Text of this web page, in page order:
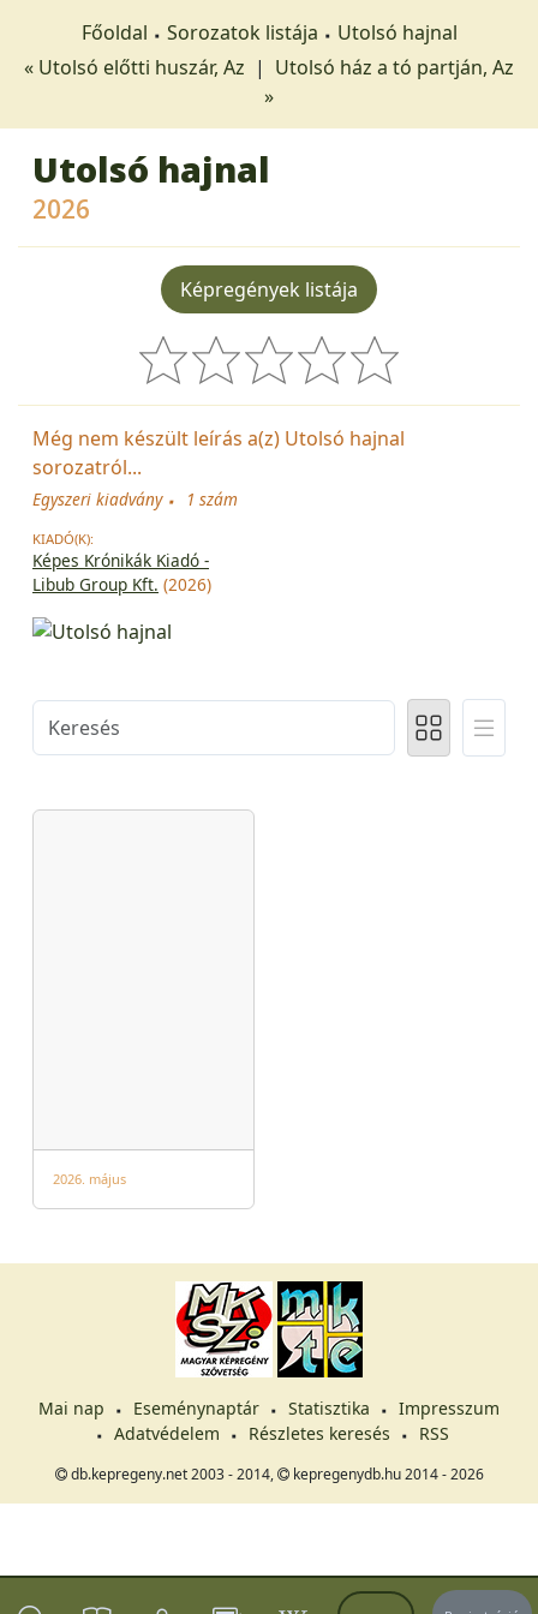
Főoldal Sorozatok listája
Utolsó hajnal
« Utolsó előtti huszár, Az | Utolsó ház a tó partján, Az
»
Utolsó hajnal
2026
Képregények listája
Még nem készült leírás a(z) Utolsó hajnal
sorozatról...
Egyszeri kiadvány 1 szám
KIADÓ(K):
Képes Krónikák Kiadó -
Libub Group Kft. (2026)
2026. május
Mai nap Eseménynaptár Statisztika
Impresszum
Adatvédelem
Részletes keresés RSS
db.kepregeny.net 2003 - 2014, kepregenydb.hu 2014 - 2026